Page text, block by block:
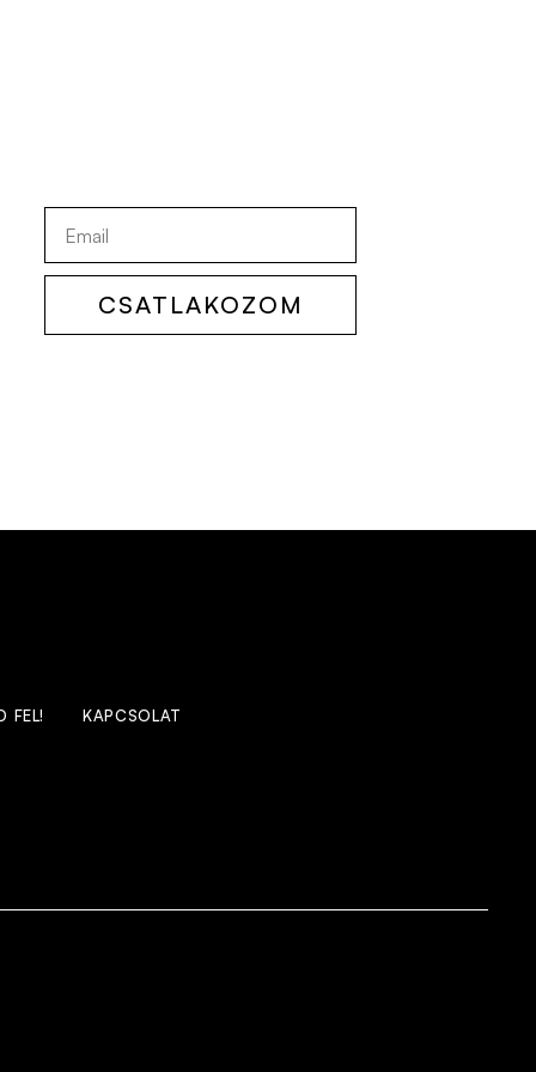
CSATLAKOZOM
FEL! KAPCSOLAT